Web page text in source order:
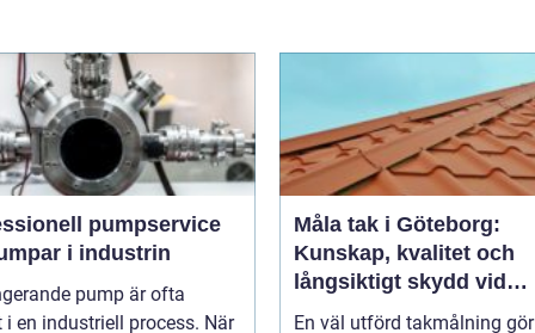
pumpservice
i industrin
pump är ofta
i en industriell process. När
Måla tak i Göteborg:
Kunskap, kvalitet och
långsiktigt skydd vid
takmålning i Göteborg
En väl utförd takmålning